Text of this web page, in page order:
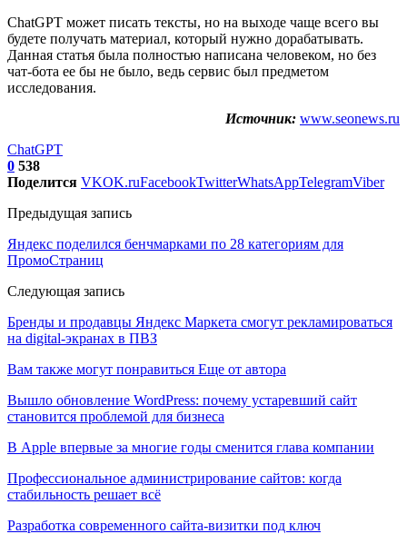
ChatGPT может писать тексты, но на выходе чаще всего вы
будете получать материал, который нужно дорабатывать.
Данная статья была полностью написана человеком, но без
чат-бота ее бы не было, ведь сервис был предметом
исследования.
Источник: www.seonews.ru
ChatGPT
0 538
Поделится VKOK.ruFacebookTwitterWhatsAppTelegramViber
Предыдущая запись
Яндекс поделился бенчмарками по 28 категориям для
ПромоСтраниц
Следующая запись
Бренды и продавцы Яндекс Маркета смогут рекламироваться
на digital-экранах в ПВЗ
Вам также могут понравиться Еще от автора
Вышло обновление WordPress: почему устаревший сайт
становится проблемой для бизнеса
В Apple впервые за многие годы сменится глава компании
Профессиональное администрирование сайтов: когда
стабильность решает всё
Разработка современного сайта-визитки под ключ